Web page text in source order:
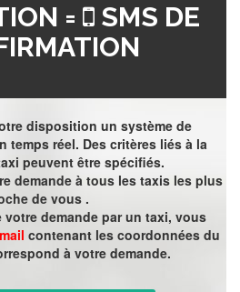
=
SMS DE
disposition un système de
temps réel. Des critères liés à la
peuvent être spécifiés.
demande à tous les taxis les plus
de vous .
demande par un taxi, vous
contenant les coordonnées du
à votre demande.